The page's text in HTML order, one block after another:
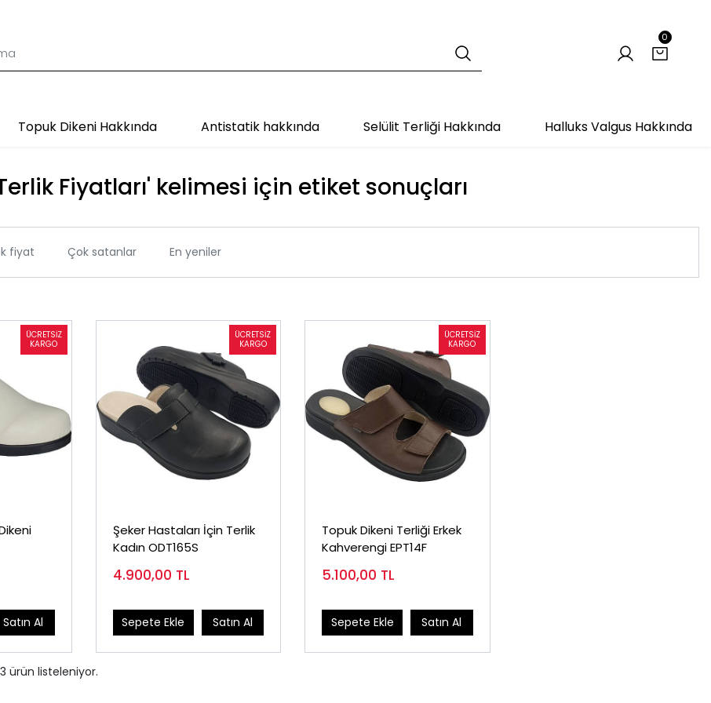
0
Topuk Dikeni Hakkında Antistatik hakkında Selülit Terliği Hakkında Halluks Valgus Hakkında
Fiyatları' kelimesi için etiket sonuçları
fiyat Çok satanlar En yeniler
Satın Al
Şeker Hastaları İçin Terlik
Kadın ODT165S
4.900,00 TL
Sepete Ekle Satın Al
Topuk Dikeni Terliği Erkek
Kahverengi EPT14F
5.100,00 TL
Sepete Ekle Satın Al
3 ürün listeleniyor.